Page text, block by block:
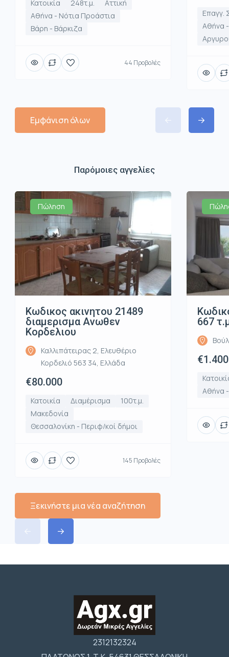
Κατοικία 248τ.μ.
Αττική
Αθήνα - Νότια Προάστια
Βάρη - Βάρκιζα
44 Προβολές
Επαγγ.
Αθήνα
Εμφάνιση όλων
Παρόμοιες αγγελίες
Πώληση
Κωδικος ακινητου 21489
διαμερισμα Ανωθεν
Κορδελιου
Καλλιπάτειρας 2, Ελευθέριο
Κορδελιό 563 34, Ελλάδα
€80.000
Κατοικία Διαμέρισμα
100τ.μ.
Μακεδονία
Θεσσαλονίκη - Περιφ/κοί δήμοι
145 Προβολές
667
Αθήνα
Ξεκινήστε μια νέα αναζήτηση
2312132324